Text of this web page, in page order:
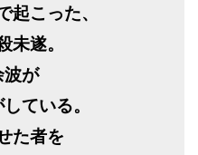
起こった、
未遂。
波が
ている。
た者を